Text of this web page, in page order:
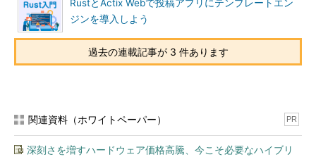
RustとActix Webで投稿アプリにテンプレートエン
ジンを導入しよう
過去の連載記事が 3 件あります
関連資料（ホワイトペーパー） PR
深刻さを増すハードウェア価格高騰、今こそ必要なハイブリ